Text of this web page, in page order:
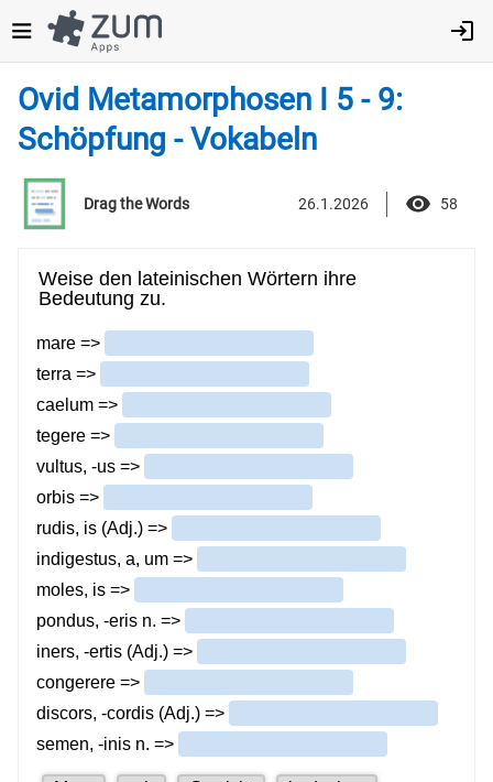
zum
Inhalt
Ovid Metamorphosen I 5 - 9:
Schöpfung - Vokabeln
Drag the Words 26.1.2026 58